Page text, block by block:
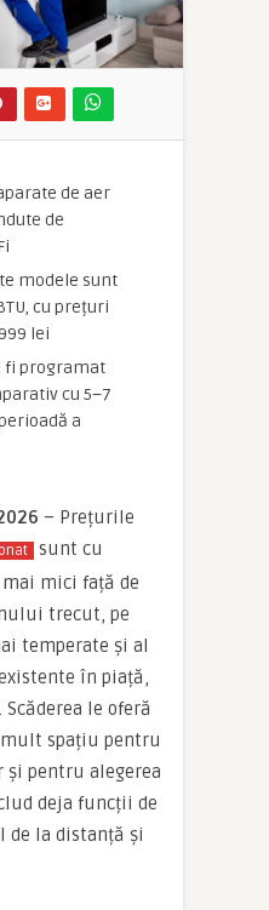
de aer
de
modele sunt
cu prețuri
lei
fi programat
cu 5–7
a
– Prețurile
sunt cu
mici față de
trecut, pe
temperate și al
în piață,
le oferă
spațiu pentru
și pentru alegerea
deja funcții de
de la distanță și